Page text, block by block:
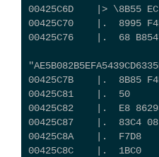
00425C6D    |> \8B55
00425C70    |.  8995
00425C76    |.  68
00425C7B    |.  8B85
00425C81    |.  50
00425C82    |.  E8
00425C87    |.  83C4
00425C8A    |.  F7D8
00425C8C    |.  1BC0